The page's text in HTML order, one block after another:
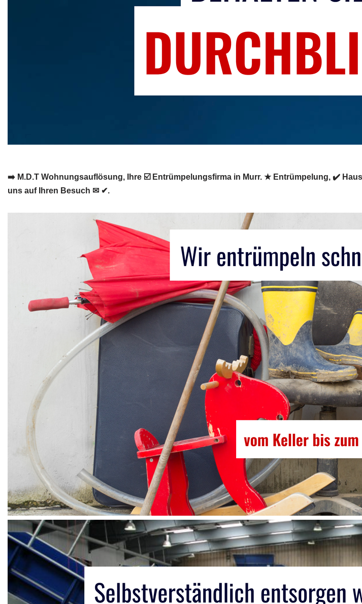
➡️ M.D.T Wohnungsauflösung, Ihre ☑️ Entrümpelungsfirma in Murr. ★ Entrümpelung, ✔️
uns auf Ihren Besuch ✉ ✔.